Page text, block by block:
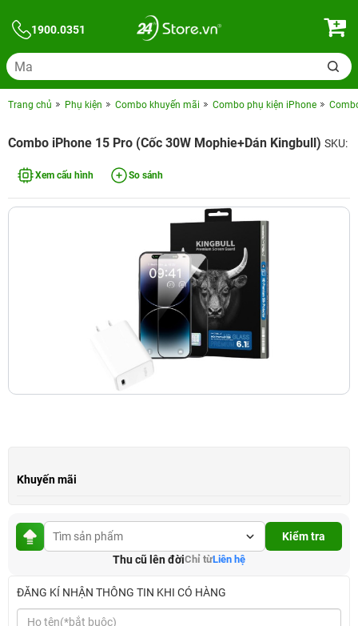
1900.0351
Trang chủ Phụ kiện Combo khuyến mãi Combo phụ kiện iPhone
Combo iPhone 15 Pro (Cốc 30W Mophie+Dán Kingbull) SKU:
Xem cấu hình So sánh
Khuyến mãi
Kiểm tra
Thu cũ lên đờiChỉ từLiên hệ
ĐĂNG KÍ NHẬN THÔNG TIN KHI CÓ HÀNG